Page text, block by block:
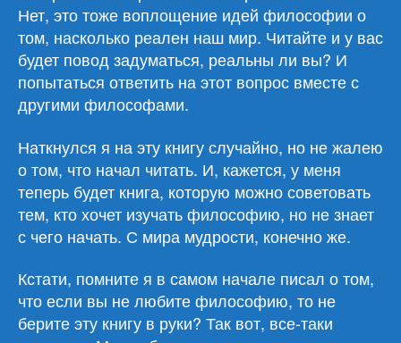
Нет, это тоже воплощение идей философии о
том, насколько реален наш мир. Читайте и у вас
будет повод задуматься, реальны ли вы? И
попытаться ответить на этот вопрос вместе с
другими философами.
Наткнулся я на эту книгу случайно, но не жалею
о том, что начал читать. И, кажется, у меня
теперь будет книга, которую можно советовать
тем, кто хочет изучать философию, но не знает
с чего начать. С мира мудрости, конечно же.
Кстати, помните я в самом начале писал о том,
что если вы не любите философию, то не
берите эту книгу в руки? Так вот, все-таки